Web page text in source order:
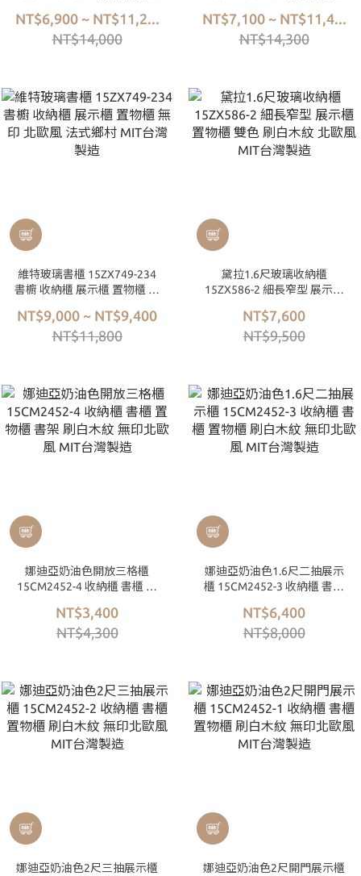
紋 北歐風 MIT台灣製造
NT$6,900 ~ NT$11,2...
NT$14,000
風 MIT台灣製造
NT$7,100 ~ NT$11,4...
NT$14,300
維特玻璃書櫃 15ZX749-234
書櫥 收納櫃 展示櫃 置物櫃 無
製造
NT$9,000 ~ NT$9,400
NT$11,800
黛拉1.6尺玻璃收納櫃
15ZX586-2 細長窄型 展示櫃
MIT台灣製造
NT$7,600
NT$9,500
娜迪亞奶油色開放三格櫃
15CM2452-4 收納櫃 書櫃 置
風 MIT台灣製造
NT$3,400
NT$4,300
娜迪亞奶油色1.6尺二抽展示
櫃 15CM2452-3 收納櫃 書櫃
MIT台灣製造
NT$6,400
NT$8,000
娜迪亞奶油色2尺三抽展示櫃
娜迪亞奶油色2尺開門展示櫃